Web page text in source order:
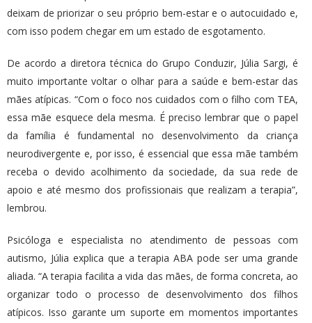
deixam de priorizar o seu próprio bem-estar e o autocuidado e,
com isso podem chegar em um estado de esgotamento.
De acordo a diretora técnica do Grupo Conduzir, Júlia Sargi, é
muito importante voltar o olhar para a saúde e bem-estar das
mães atípicas. “Com o foco nos cuidados com o filho com TEA,
essa mãe esquece dela mesma. É preciso lembrar que o papel
da família é fundamental no desenvolvimento da criança
neurodivergente e, por isso, é essencial que essa mãe também
receba o devido acolhimento da sociedade, da sua rede de
apoio e até mesmo dos profissionais que realizam a terapia”,
lembrou.
Psicóloga e especialista no atendimento de pessoas com
autismo, Júlia explica que a terapia ABA pode ser uma grande
aliada. “A terapia facilita a vida das mães, de forma concreta, ao
organizar todo o processo de desenvolvimento dos filhos
atípicos. Isso garante um suporte em momentos importantes